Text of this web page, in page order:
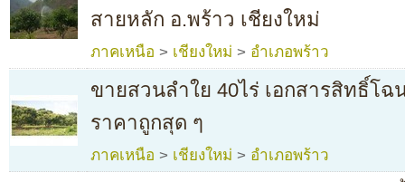
สายหลัก อ.พร้าว เชียงใหม่
ภาคเหนือ > เชียงใหม่ > อำเภอพร้าว
ขายสวนลำใย 40ไร่ เอกสารสิทธิ์โฉ
ราคาถูกสุด ๆ
ภาคเหนือ > เชียงใหม่ > อำเภอพร้าว